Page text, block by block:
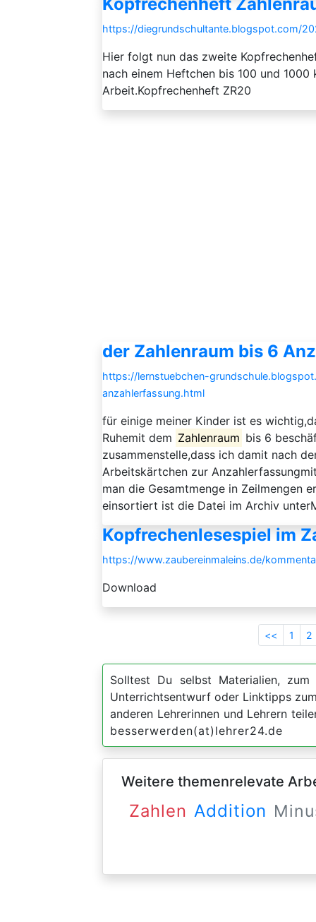
https://diegrundschultante.blogspot.com/
Hier folgt nun das zweite
nach einem Heftchen bis 100 und
Arbeit.Kopfrechenheft ZR20
der Zahlenraum bis 6
https://lernstuebchen-
anzahlerfassung.html
für einige meiner Kinder ist es
Ruhemit dem Zahlenraum bis 6
zusammenstelle,dass ich damit nach
Arbeitskärtchen zur
man die Gesamtmenge in Zeilmengen
einsortiert ist die Datei im Archiv
Kopfrechenlesespiel im
https://www.zaubereinmaleins.de/
Download
<< 1 2
Solltest Du selbst Materialien,
Unterrichtsentwurf oder Linktipps
anderen Lehrerinnen und Lehrern
besserwerden(at)lehrer24.de
Weitere themenrelevate
Zahlen Addition